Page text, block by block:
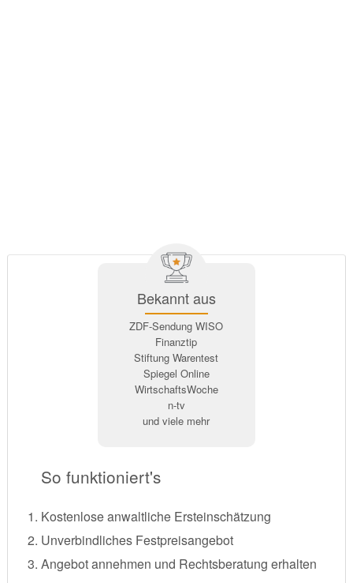
Bekannt aus
ZDF-Sendung WISO
Finanztip
Stiftung Warentest
Spiegel Online
WirtschaftsWoche
n-tv
und viele mehr
So funktioniert's
Kostenlose anwaltliche Ersteinschätzung
Unverbindliches Festpreisangebot
Angebot annehmen und Rechtsberatung erhalten